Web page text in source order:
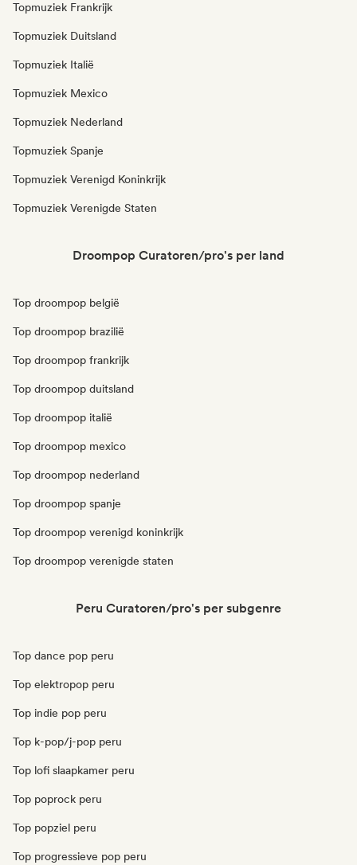
Topmuziek Frankrijk
Topmuziek Duitsland
Topmuziek Italië
Topmuziek Mexico
Topmuziek Nederland
Topmuziek Spanje
Topmuziek Verenigd Koninkrijk
Topmuziek Verenigde Staten
Droompop Curatoren/pro's per land
Top droompop belgië
Top droompop brazilië
Top droompop frankrijk
Top droompop duitsland
Top droompop italië
Top droompop mexico
Top droompop nederland
Top droompop spanje
Top droompop verenigd koninkrijk
Top droompop verenigde staten
Peru Curatoren/pro's per subgenre
Top dance pop peru
Top elektropop peru
Top indie pop peru
Top k-pop/j-pop peru
Top lofi slaapkamer peru
Top poprock peru
Top popziel peru
Top progressieve pop peru